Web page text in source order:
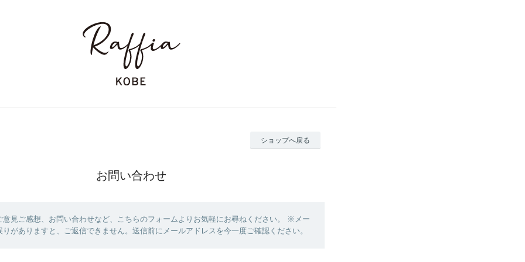
ショップへ戻る
お問い合わせ
意見ご感想、お問い合わせなど、こちらのフォームよりお気軽にお尋ねください。 ※メー
りがありますと、ご返信できません。送信前にメールアドレスを今一度ご確認ください。